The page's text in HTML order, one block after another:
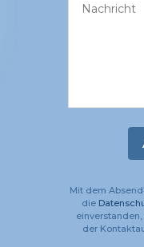
Mit dem
die
der